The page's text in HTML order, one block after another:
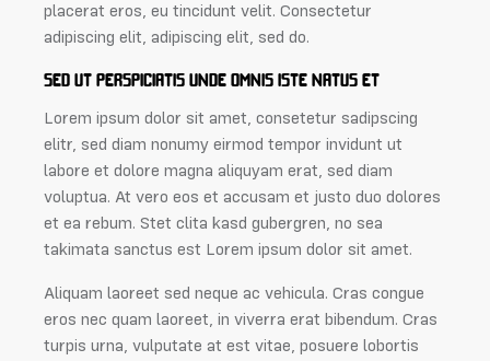
placerat eros, eu tincidunt velit. Consectetur
adipiscing elit, adipiscing elit, sed do.
SED UT PERSPICIATIS UNDE OMNIS ISTE NATUS ET
Lorem ipsum dolor sit amet, consetetur sadipscing
elitr, sed diam nonumy eirmod tempor invidunt ut
labore et dolore magna aliquyam erat, sed diam
voluptua. At vero eos et accusam et justo duo dolores
et ea rebum. Stet clita kasd gubergren, no sea
takimata sanctus est Lorem ipsum dolor sit amet.
Aliquam laoreet sed neque ac vehicula. Cras congue
eros nec quam laoreet, in viverra erat bibendum. Cras
turpis urna, vulputate at est vitae, posuere lobortis